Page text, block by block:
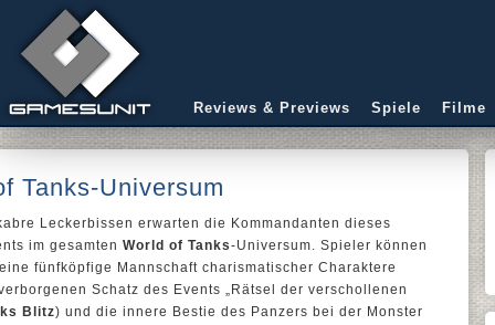
Reviews & Previews Spiele Filme
Tanks-Universum
Leckerbissen erwarten die Kommandanten dieses
im gesamten World of Tanks-Universum. Spieler können
fünfköpfige Mannschaft charismatischer Charaktere
Schatz des Events „Rätsel der verschollenen
Blitz) und die innere Bestie des Panzers bei der Monster